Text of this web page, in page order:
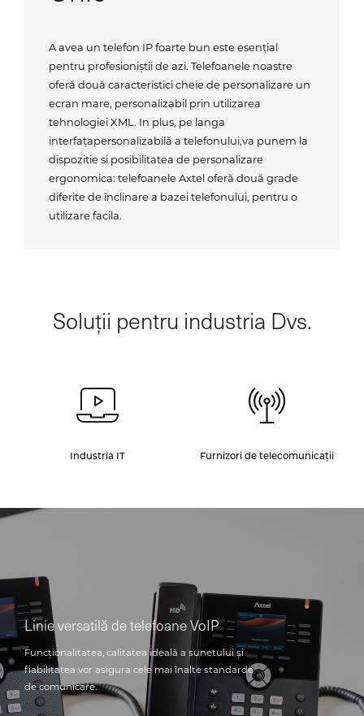
A avea un telefon IP foarte bun este esențial
pentru profesioniștii de azi. Telefoanele noastre
oferă două caracteristici cheie de personalizare un
ecran mare, personalizabil prin utilizarea
tehnologiei XML. In plus, pe langa
interfațapersonalizabilă a telefonului,va punem la
dispozitie si posibilitatea de personalizare
ergonomica: telefoanele Axtel oferă două grade
diferite de înclinare a bazei telefonului, pentru o
utilizare facila.
Soluții pentru industria Dvs.
Industria IT Furnizori de telecomunicații
Linie versatilă de telefoane VoIP
Funcționalitatea, calitatea ideală a sunetului și
fiabilitatea vor asigura cele mai înalte standarde
de comunicare.